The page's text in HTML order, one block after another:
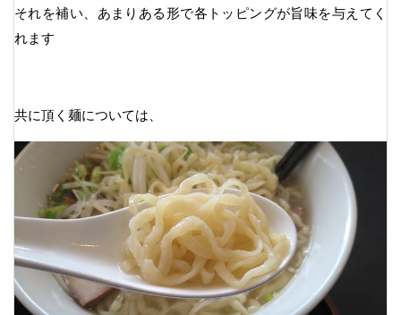
それを補い、あまりある形で各トッピングが旨味を与えてく
れます
共に頂く麺については、